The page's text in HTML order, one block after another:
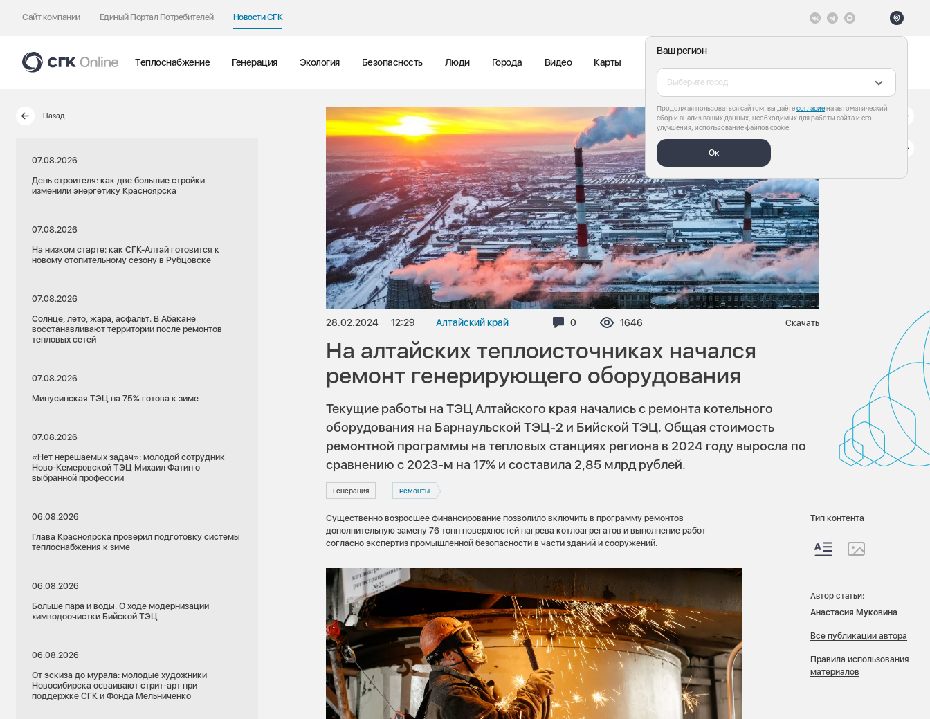
Сайт компании Единый Портал Потребителей Новости СГК
Ваш регион
Выберите город
Продолжая пользоваться сайтом, вы даётесогласиена автоматический
сбор и анализ ваших данных, необходимых для работы сайта и его
улучшения, использование файлов cookie.
Ок
Теплоснабжение Генерация Экология Безопасность Люди Города Видео Карты
Назад
07.08.2026
День строителя: как две большие стройки
изменили энергетику Красноярска
07.08.2026
На низком старте: как СГК-Алтай готовится к
новому отопительному сезону в Рубцовске
07.08.2026
Солнце, лето, жара, асфальт. В Абакане
восстанавливают территории после ремонтов
тепловых сетей
07.08.2026
Минусинская ТЭЦ на 75% готова к зиме
07.08.2026
«Нет нерешаемых задач»: молодой сотрудник
Ново-Кемеровской ТЭЦ Михаил Фатин о
выбранной профессии
06.08.2026
Глава Красноярска проверил подготовку системы
теплоснабжения к зиме
06.08.2026
Больше пара и воды. О ходе модернизации
химводоочистки Бийской ТЭЦ
06.08.2026
От эскиза до мурала: молодые художники
Новосибирска осваивают стрит-арт при
поддержке СГК и Фонда Мельниченко
28.02.2024 12:29 Алтайский край Комментариев:
0 Просмотров:
1646 Скачать
На алтайских теплоисточниках начался
ремонт генерирующего оборудования
Текущие работы на ТЭЦ Алтайского края начались с ремонта котельного
оборудования на Барнаульской ТЭЦ-2 и Бийской ТЭЦ. Общая стоимость
ремонтной программы на тепловых станциях региона в 2024 году выросла по
сравнению с 2023-м на 17% и составила 2,85 млрд рублей.
Генерация Ремонты
Существенно возросшее финансирование позволило включить в программу ремонтов
дополнительную замену 76 тонн поверхностей нагрева котлоагрегатов и выполнение работ
согласно экспертиз промышленной безопасности в части зданий и сооружений.
Тип контента
Автор статьи:
Анастасия Муковина
Все публикации автора
Правила использования
материалов